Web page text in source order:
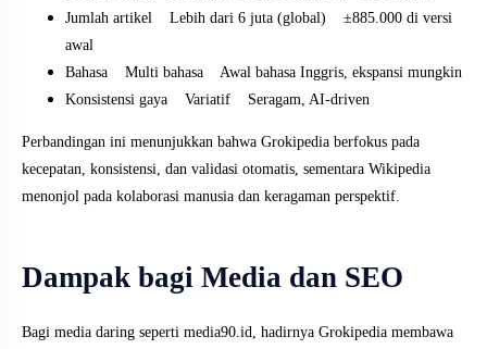
Jumlah artikel Lebih dari 6 juta (global) ±885.000 di versi
awal
Bahasa Multi bahasa Awal bahasa Inggris, ekspansi mungkin
Konsistensi gaya Variatif Seragam, AI-driven
Perbandingan ini menunjukkan bahwa Grokipedia berfokus pada
kecepatan, konsistensi, dan validasi otomatis, sementara Wikipedia
menonjol pada kolaborasi manusia dan keragaman perspektif.
Dampak bagi Media dan SEO
Bagi media daring seperti media90.id, hadirnya Grokipedia membawa